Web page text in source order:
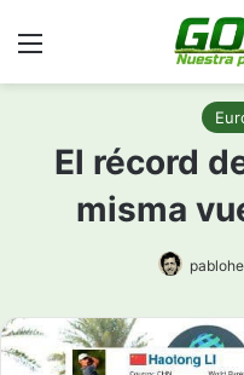
Menú
El récord
misma